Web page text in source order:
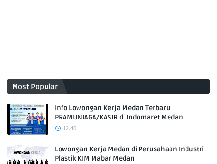
Most Popular
Info Lowongan Kerja Medan Terbaru
PRAMUNIAGA/KASIR di Indomaret Medan
12.40
Lowongan Kerja Medan di Perusahaan Industri
Plastik KIM Mabar Medan